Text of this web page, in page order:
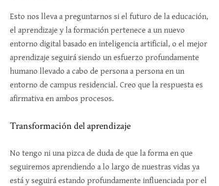
Esto nos lleva a preguntarnos si el futuro de la educación,
el aprendizaje y la formación pertenece a un nuevo
entorno digital basado en inteligencia artificial, o el mejor
aprendizaje seguirá siendo un esfuerzo profundamente
humano llevado a cabo de persona a persona en un
entorno de campus residencial. Creo que la respuesta es
afirmativa en ambos procesos.
Transformación del aprendizaje
No tengo ni una pizca de duda de que la forma en que
seguiremos aprendiendo a lo largo de nuestras vidas ya
está y seguirá estando profundamente influenciada por el